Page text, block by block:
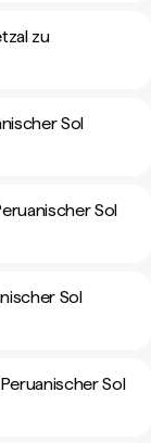
zu
Sol
Sol
Sol
Sol